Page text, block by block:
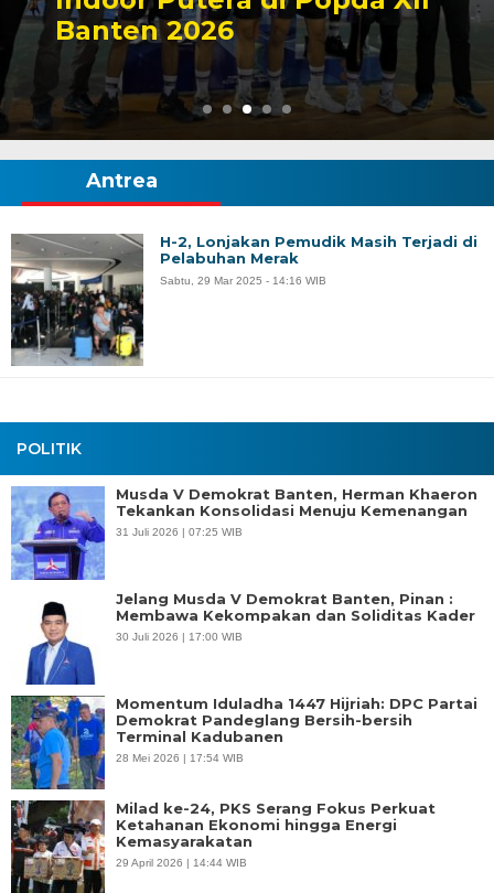
Banten 2026
POLITIK
Musda V Demokrat Banten, Herman Khaeron
Tekankan Konsolidasi Menuju Kemenangan
31 Juli 2026 | 07:25 WIB
Jelang Musda V Demokrat Banten, Pinan :
Membawa Kekompakan dan Soliditas Kader
30 Juli 2026 | 17:00 WIB
Momentum Iduladha 1447 Hijriah: DPC Partai
Demokrat Pandeglang Bersih-bersih
Terminal Kadubanen
28 Mei 2026 | 17:54 WIB
Milad ke-24, PKS Serang Fokus Perkuat
Ketahanan Ekonomi hingga Energi
Kemasyarakatan
29 April 2026 | 14:44 WIB
Antrea
H-2, Lonjakan Pemudik Masih Terjadi di
Pelabuhan Merak
Sabtu, 29 Mar 2025 - 14:16 WIB